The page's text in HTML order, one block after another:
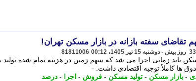
33 روز پیش - دوشنبه 15 تیر 1405، 00:12 81811006
ها کاملاً توجیه اقتصادی داشت. -
- بازار مسکن - تولید مسکن - فروش - اجرا - درصد